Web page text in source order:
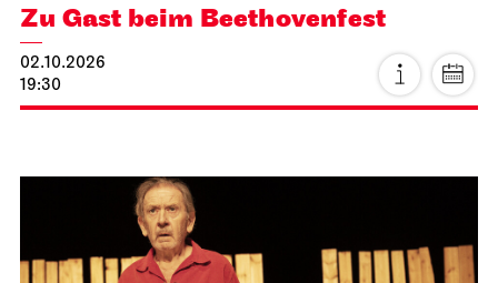
Zu Gast beim Beethovenfest
02.10.2026
19:30